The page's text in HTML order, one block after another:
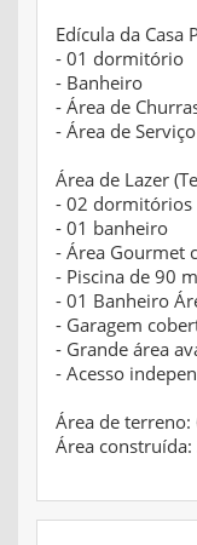
Edícula da Casa
- 01 dormitório
- Banheiro
- Área de
- Área de Serviço
Área de Lazer
- 02 dormitórios
- 01 banheiro
- Área Gourmet
- Piscina de 90
- 01 Banheiro
- Garagem
- Grande área
- Acesso
Área de
Área